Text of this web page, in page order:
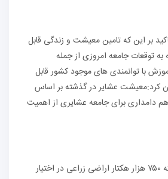
بر این که تامین معیشت و زندگی قابل
به توقعات جامعه امروزی از جمله
با توانمندی های موجود کشور قابل
کرد:معیشت عشایر در گذشته بر اساس
هم دامداری برای جامعه عشایری از اهمیت
حجتی با اشاره به این که ۷۵۰ هزار هکتار اراضی زراعی در اختیار